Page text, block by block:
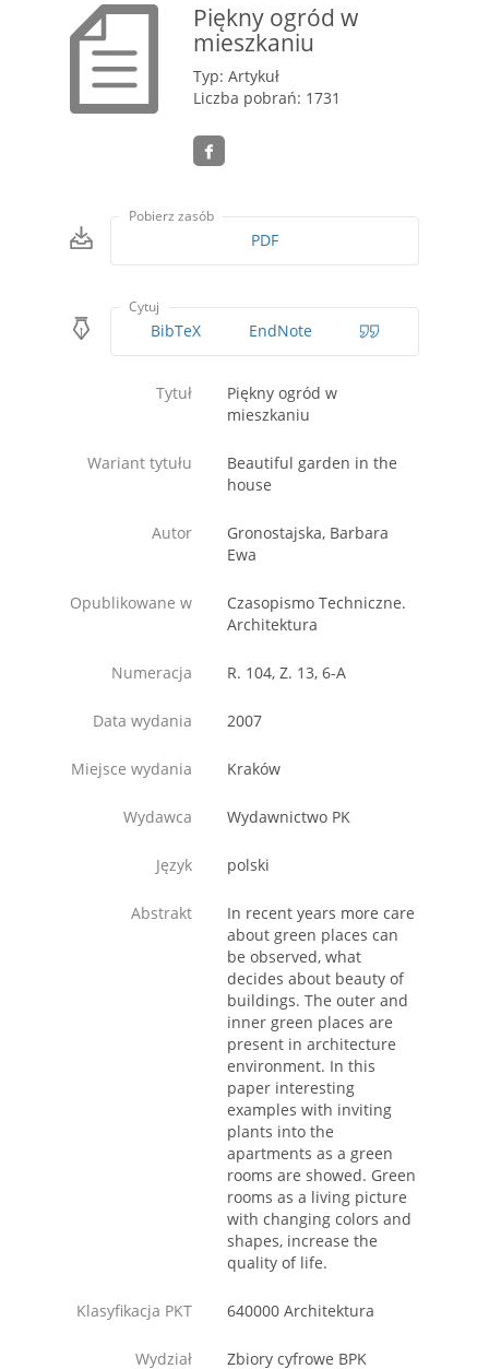
Piękny ogród w
mieszkaniu
Typ: Artykuł
Liczba pobrań: 1731
Pobierz zasób
PDF
Cytuj
BibTeX EndNote
Tytuł
Piękny ogród w
mieszkaniu
Wariant tytułu
Beautiful garden in the
house
Autor
Gronostajska, Barbara
Ewa
Opublikowane w
Czasopismo Techniczne.
Architektura
Numeracja R. 104, Z. 13, 6-A
Data wydania 2007
Miejsce wydania Kraków
Wydawca Wydawnictwo PK
Język polski
Abstrakt
In recent years more care
about green places can
be observed, what
decides about beauty of
buildings. The outer and
inner green places are
present in architecture
environment. In this
paper interesting
examples with inviting
plants into the
apartments as a green
rooms are showed. Green
rooms as a living picture
with changing colors and
shapes, increase the
quality of life.
Klasyfikacja PKT 640000 Architektura
Wydział Zbiory cyfrowe BPK